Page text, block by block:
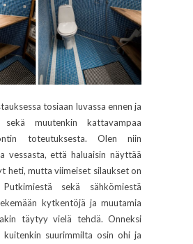
tosiaan luvassa ennen ja
muutenkin kattavampaa
toteutuksesta. Olen niin
vessasta, että haluaisin näyttää
heti, mutta viimeiset silaukset on
sekä sähkömiestä
kytkentöjä ja muutamia
täytyy vielä tehdä. Onneksi
suurimmilta osin ohi ja